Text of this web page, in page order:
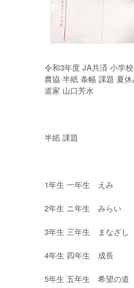
令和3年度 JA共済 小学
農協 半紙 条幅 課題 夏
道家 山口芳水
半紙 課題
1年生 一年生 えみ
2年生 ニ年生 みらい
3年生 三年生 まなざし
4年生 四年生 成長
5年生 五年生 希望の道